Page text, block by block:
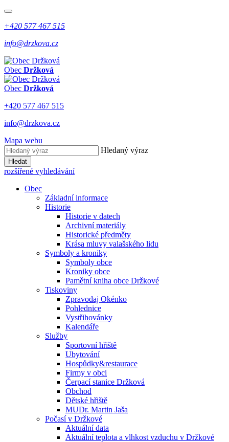
+420 577 467 515
info@drzkova.cz
Obec Držková
Obec Držková
+420 577 467 515
info@drzkova.cz
Mapa webu
Hledaný výraz
Hledat
rozšířené vyhledávání
Obec
Základní informace
Historie
Historie v datech
Archivní materiály
Historické předměty
Krása mluvy valašského lidu
Symboly a kroniky
Symboly obce
Kroniky obce
Pamětní kniha obce Držkové
Tiskoviny
Zpravodaj Okénko
Pohlednice
Vystřihovánky
Kalendáře
Služby
Sportovní hřiště
Ubytování
Hospůdky&restaurace
Firmy v obci
Čerpací stanice Držková
Obchod
Dětské hřiště
MUDr. Martin Jaša
Počasí v Držkové
Aktuální data
Aktuální teplota a vlhkost vzduchu v Držkové